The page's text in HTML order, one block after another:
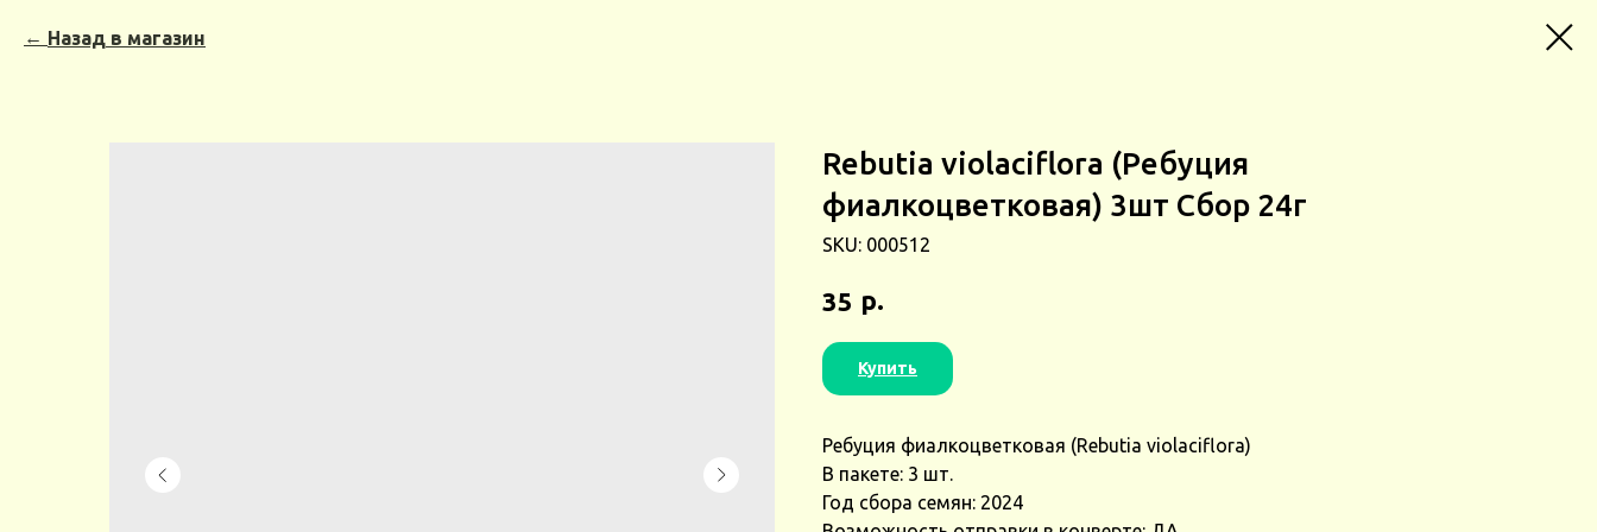
Назад в магазин
Rebutia violaciflora (Ребуция
фиалкоцветковая) 3шт Сбор 24г
SKU: 000512
35 р.
Купить
Ребуция фиалкоцветковая (Rebutia violaciflora)
В пакете: 3 шт.
Год сбора семян: 2024